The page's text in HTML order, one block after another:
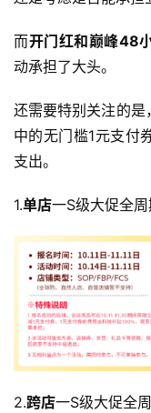
而开门红和巅峰48
动承担了大头。
还需要特别关注的是
中的无门槛1元支付
支出。
1.单店一S级大促全
2.跨店一S级大促全